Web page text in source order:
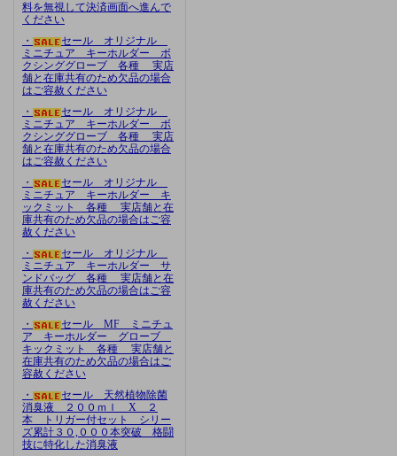
料を無視して決済画面へ進んで
ください
・
セール オリジナル
ミニチュア キーホルダー ボ
クシンググローブ 各種 実店
舗と在庫共有のため欠品の場合
はご容赦ください
・
セール オリジナル
ミニチュア キーホルダー ボ
クシンググローブ 各種 実店
舗と在庫共有のため欠品の場合
はご容赦ください
・
セール オリジナル
ミニチュア キーホルダー キ
ックミット 各種 実店舗と在
庫共有のため欠品の場合はご容
赦ください
・
セール オリジナル
ミニチュア キーホルダー サ
ンドバッグ 各種 実店舗と在
庫共有のため欠品の場合はご容
赦ください
・
セール MF ミニチュ
ア キーホルダー グローブ
キックミット 各種 実店舗と
在庫共有のため欠品の場合はご
容赦ください
・
セール 天然植物除菌
消臭液 ２００ｍｌ X ２
本 トリガー付セット シリー
ズ累計３０,０００本突破 格闘
技に特化した消臭液